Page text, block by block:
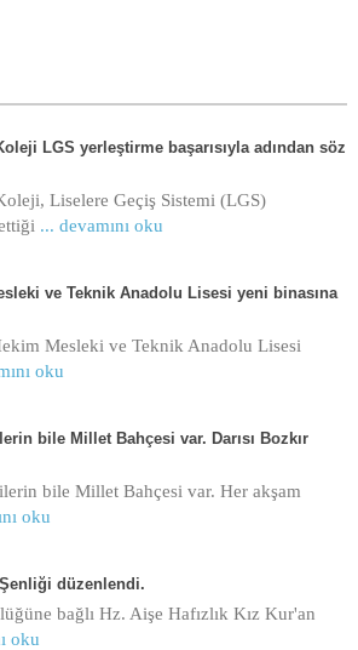
LGS yerleştirme başarısıyla adından söz
Liselere Geçiş Sistemi (LGS)
... devamını oku
ve Teknik Anadolu Lisesi yeni binasına
Mesleki ve Teknik Anadolu Lisesi
oku
bile Millet Bahçesi var. Darısı Bozkır
bile Millet Bahçesi var. Her akşam
oku
düzenlendi.
bağlı Hz. Aişe Hafızlık Kız Kur'an
oku